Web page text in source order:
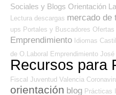
Sociales y Blogs Orientación
Lectura descargas mercado de
ups Portales y Buscadores Ofertas
Emprendimiento Idiomas
de O.Laboral Emprendimiento José
Recursos para
Fiscal Juventud Valencia
orientación blog Prácticas